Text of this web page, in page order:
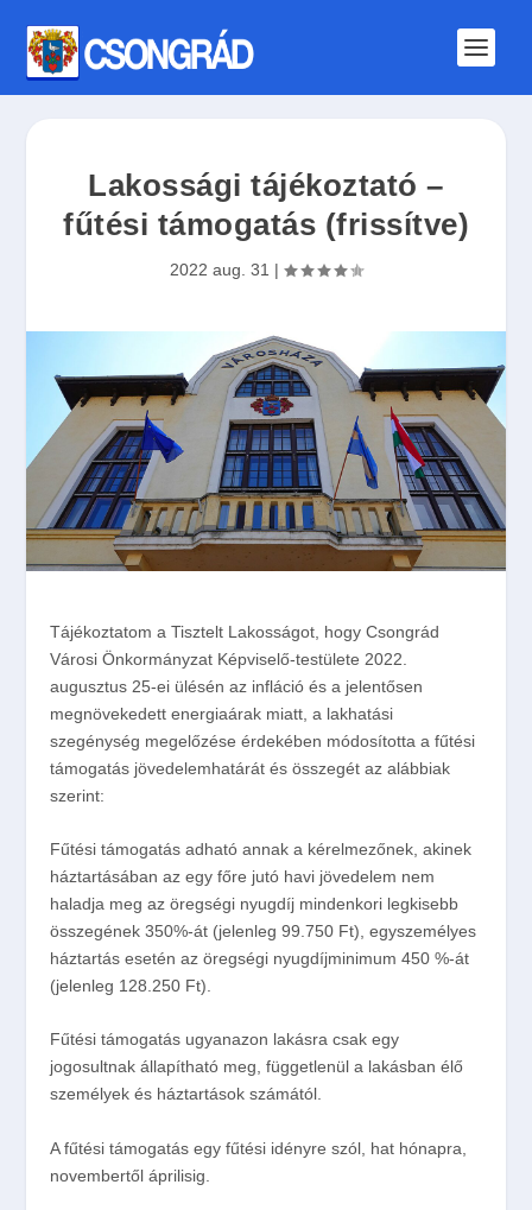
Lakossági tájékoztató –
fűtési támogatás (frissítve)
2022 aug. 31 |
Tájékoztatom a Tisztelt Lakosságot, hogy Csongrád
Városi Önkormányzat Képviselő-testülete 2022.
augusztus 25-ei ülésén az infláció és a jelentősen
megnövekedett energiaárak miatt, a lakhatási
szegénység megelőzése érdekében módosította a fűtési
támogatás jövedelemhatárát és összegétaz alábbiak
szerint:
Fűtési támogatás adható annak a kérelmezőnek, akinek
háztartásában az egy főre jutó havi jövedelem nem
haladja meg az öregségi nyugdíj mindenkori legkisebb
összegének 350%-át (jelenleg99.750 Ft), egyszemélyes
háztartás esetén az öregségi nyugdíjminimum450 %-át
(jelenleg 128.250 Ft).
Fűtési támogatás ugyanazon lakásra csak egy
jogosultnak állapítható meg, függetlenül a lakásban élő
személyek és háztartások számától.
A fűtési támogatás egy fűtési idényre szól, hat hónapra,
novembertől áprilisig.